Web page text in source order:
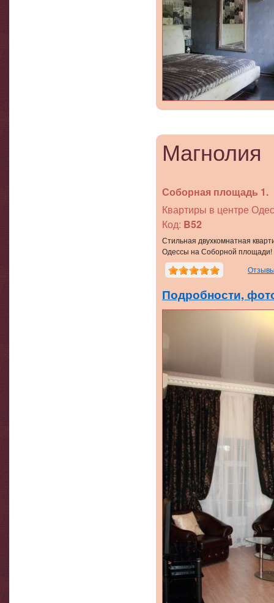
Магнолия
Соборная площадь 1.
Квартиры в центре
Код: B52
Стильная двухкомнатная
Одессы на Соборной площади!
Подробности,